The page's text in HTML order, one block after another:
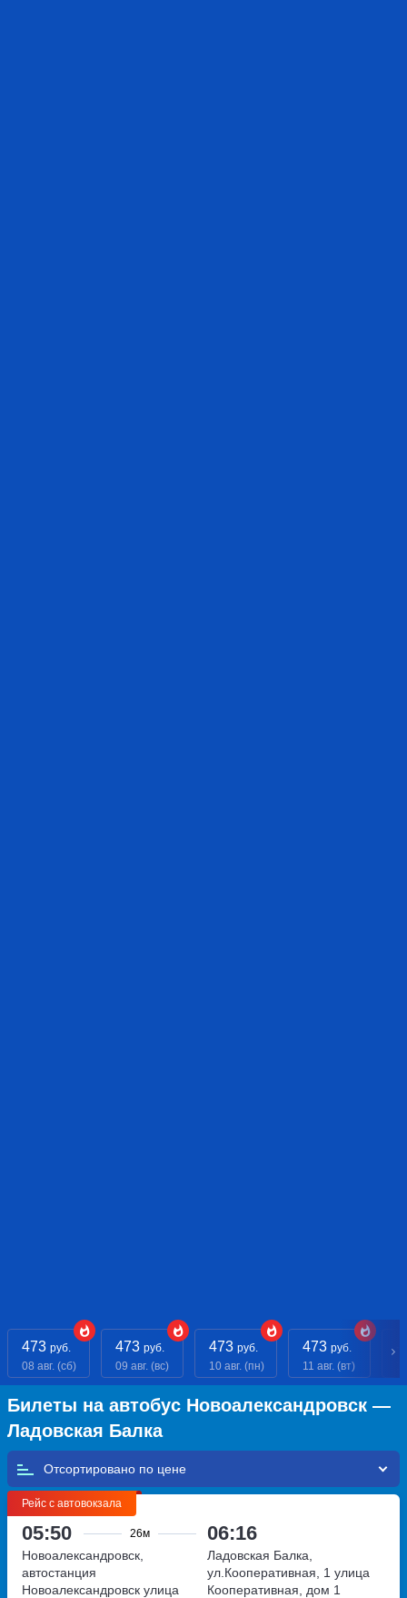
473 руб.
08 авг. (сб)
473 руб.
09 авг. (вс)
473 руб.
10 авг. (пн)
473 руб.
11 авг. (вт)
Билеты на автобус Новоалександровск —
Ладовская Балка
Отсортировано по
Рейс с автовокзала
05:50 26м 06:16
Новоалександровск,
автостанция
Новоалександровск улица
Ладовская Балка,
ул.Кооперативная, 1 улица
Кооперативная, дом 1